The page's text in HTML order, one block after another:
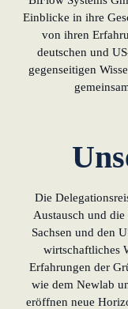
Einblicke in ihre
von ihren
deutschen und
gegenseitigen
Die
Austausch und die
Sachsen und den
wirtschaftliches
Erfahrungen der
wie dem Newlab
eröffnen neue